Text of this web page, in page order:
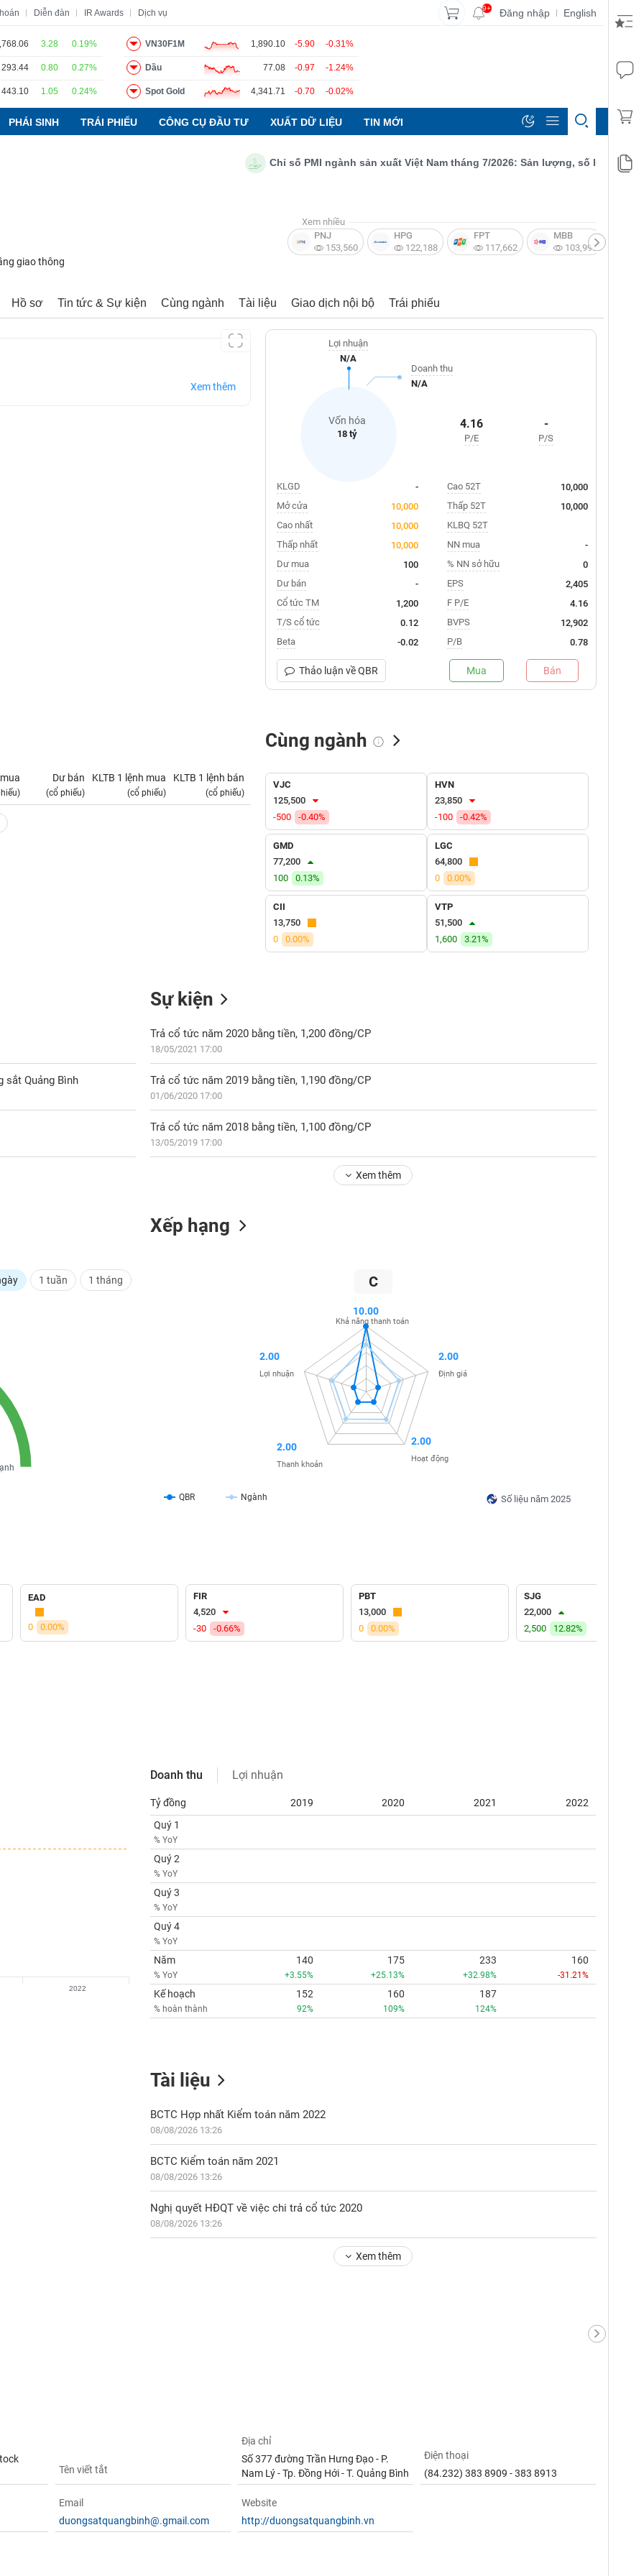
Diễn đàn IR Awards Dịch vụ 9+ Đăng nhập | English
3.28 0.19%
293.44 0.80 0.27%
443.10 1.05 0.24%
VN30F1M 1,890.10 -5.90 -0.31%
Dầu 77.08 -0.97 -1.24%
Spot Gold 4,341.71 -0.70 -0.02%
PHÁI SINH TRÁI PHIẾU CÔNG CỤ ĐẦU TƯ XUẤT DỮ LIỆU TIN MỚI
Chỉ số PMI ngành sản xuất Việt Nam tháng 7/2026: Sản lượng, số lượng đơn
giao thông
Xem nhiều
PNJ
153,560
HPG
122,188
FPT
117,662
MBB
103,997
Hồ sơ Tin tức & Sự kiện Cùng ngành Tài liệu Giao dịch nội bộ Trái phiếu
Xem thêm
Vốn hóa
18 tỷ
Lợi nhuận
N/A
Doanh thu
N/A
4.16
P/E
-
P/S
KLGD
-
Mở cửa
10,000
Cao nhất
10,000
Thấp nhất
10,000
Dư mua
100
Dư bán
-
Cổ tức TM
1,200
T/S cổ tức
0.12
Beta
-0.02
Cao 52T
10,000
Thấp 52T
10,000
KLBQ 52T
NN mua
-
% NN sở hữu
0
EPS
2,405
F P/E
4.16
BVPS
12,902
P/B
0.78
Thảo luận vềQBR Mua Bán
Dư bán
(cổ phiếu)
KLTB 1 lệnh mua
(cổ phiếu)
KLTB 1 lệnh bán
(cổ phiếu)
Tự doanh mua
Cùng ngành
VJC
125,500
-500
-0.40%
HVN
23,850
-100
-0.42%
GMD
77,200
100
0.13%
LGC
64,800
0
0.00%
CII
13,750
0
0.00%
VTP
51,500
1,600
3.21%
sắt Quảng Bình
Sự kiện
Trả cổ tức năm 2020 bằng tiền, 1,200 đồng/CP
18/05/2021 17:00
Trả cổ tức năm 2019 bằng tiền, 1,190 đồng/CP
01/06/2020 17:00
Trả cổ tức năm 2018 bằng tiền, 1,100 đồng/CP
13/05/2019 17:00
Xem thêm
1 tuần 1 tháng
Xếp hạng
C
Số liệu năm 2025
QBR Ngành
10.00
Khả năng thanh toán
2.00
Định giá
2.00
Hoạt động
2.00
Thanh khoản
2.00
Lợi nhuận
EAD
0 0.00%
FIR
4,520
-30
-0.66%
PBT
13,000
0
0.00%
SJG
22,000
2,500
12.82%
2022
Doanh thu Lợi nhuận
Tỷ đồng 2019 2020 2021
2022
Quý 1
% YoY
Quý 2
% YoY
Quý 3
% YoY
Quý 4
% YoY
Năm
% YoY
140
+3.55%
175
+25.13%
233
+32.98%
160
-31.21%
Kế hoạch
% hoàn thành
152
92%
160
109%
187
124%
Tài liệu
BCTC Hợp nhất Kiểm toán năm 2022
08/08/2026 13:26
BCTC Kiểm toán năm 2021
08/08/2026 13:26
Nghị quyết HĐQT về việc chi trả cổ tức 2020
08/08/2026 13:26
Xem thêm
Tên viết tắt
Địa chỉ
Số 377 đường Trần Hưng Đạo - P.
Nam Lý - Tp. Đồng Hới - T. Quảng Bình
Điện thoại
(84.232) 383 8909 - 383 8913
Email
duongsatquangbinh@.gmail.com
Website
http://duongsatquangbinh.vn
Báo cáo phân tích Thuật ngữ